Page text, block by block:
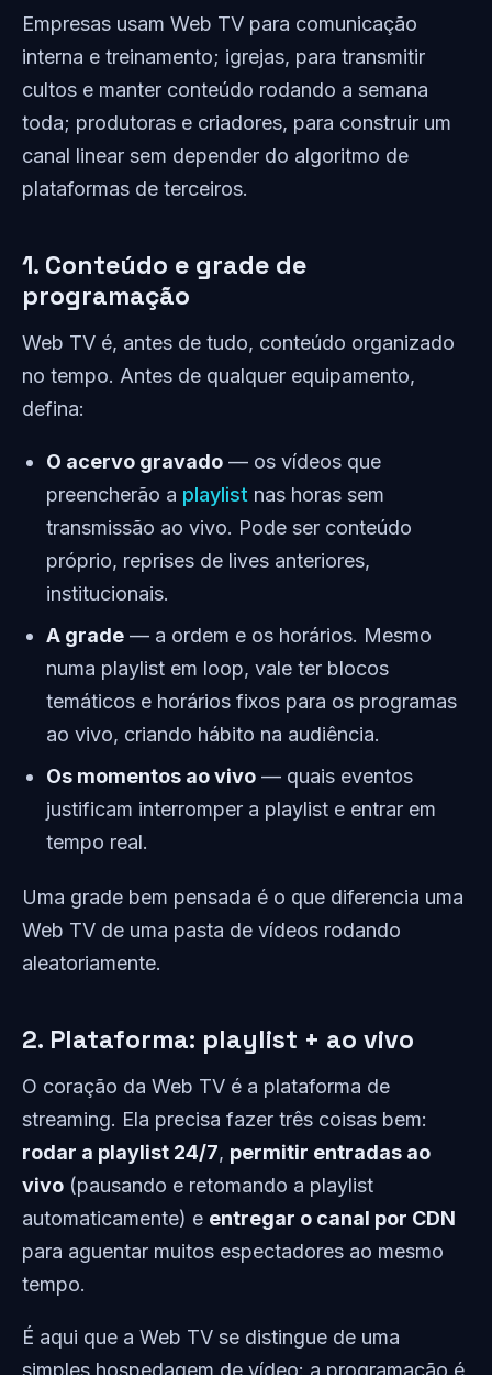
Empresas usam Web TV para comunicação
interna e treinamento; igrejas, para transmitir
cultos e manter conteúdo rodando a semana
toda; produtoras e criadores, para construir um
canal linear sem depender do algoritmo de
plataformas de terceiros.
1. Conteúdo e grade de
programação
Web TV é, antes de tudo, conteúdo organizado
no tempo. Antes de qualquer equipamento,
defina:
O acervo gravado — os vídeos que
preencherão a playlist nas horas sem
transmissão ao vivo. Pode ser conteúdo
próprio, reprises de lives anteriores,
institucionais.
A grade — a ordem e os horários. Mesmo
numa playlist em loop, vale ter blocos
temáticos e horários fixos para os programas
ao vivo, criando hábito na audiência.
Os momentos ao vivo — quais eventos
justificam interromper a playlist e entrar em
tempo real.
Uma grade bem pensada é o que diferencia uma
Web TV de uma pasta de vídeos rodando
aleatoriamente.
2. Plataforma: playlist + ao vivo
O coração da Web TV é a plataforma de
streaming. Ela precisa fazer três coisas bem:
rodar a playlist 24/7, permitir entradas ao
vivo (pausando e retomando a playlist
automaticamente) e entregar o canal por CDN
para aguentar muitos espectadores ao mesmo
tempo.
É aqui que a Web TV se distingue de uma
simples hospedagem de vídeo: a programação é